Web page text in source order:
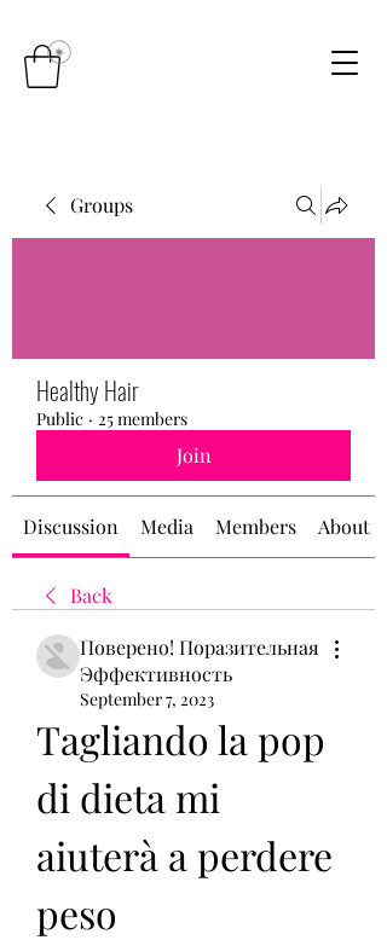
Groups
Healthy Hair
Public · 25 members
Join
Discussion Media Members About
Back
Поверено! Поразительная
Эффективность
September 7, 2023
Tagliando la pop
di dieta mi
aiuterà a perdere
peso